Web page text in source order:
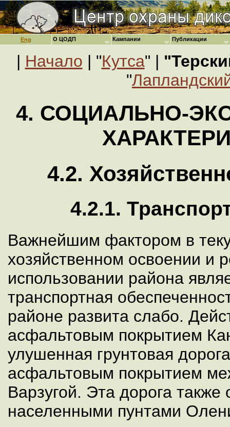
Eng
| Начало | "Кутса" |
"
4. СОЦИАЛЬНО-
4.2.
4.2.1.
Важнейшим фактором в
хозяйственном освоении и
использовании района
транспортная
районе развита слабо.
асфальтовым покрытием
улушенная грунтовая
асфальтовым покрытием
Варзугой. Эта дорога также
населенными пунтами
О ЦОДП Кампании Публикации